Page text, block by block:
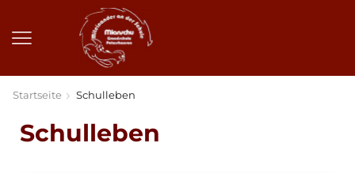
Startseite Schulleben
Schulleben